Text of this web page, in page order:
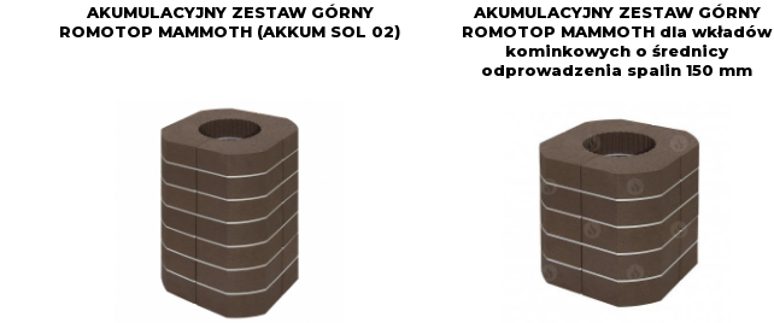
AKUMULACYJNY ZESTAW GÓRNY
ROMOTOP MAMMOTH (AKKUM SOL 02)
AKUMULACYJNY ZESTAW GÓRNY
ROMOTOP MAMMOTH dla wkładów
kominkowych o średnicy
odprowadzenia spalin 150 mm